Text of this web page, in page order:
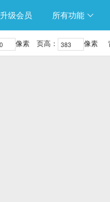
升级会员 所有功能 
像素 页高： 像素